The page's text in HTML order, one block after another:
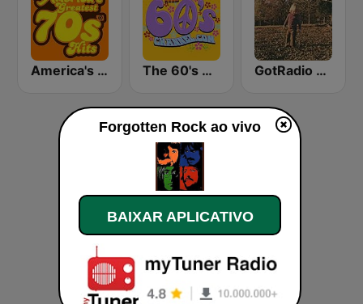
America's Greatest 70s Hits The 60's Channel GotRadio - Southern Rock
Forgotten Rock ao vivo
BAIXAR APLICATIVO